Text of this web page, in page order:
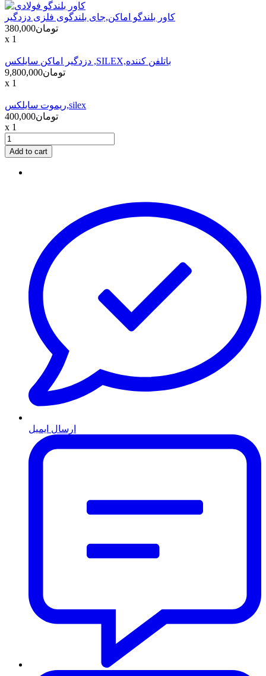
کاور بلندگو اماکن,جای بلندگوی فلزی دزدگیر
تومان380,000
x 1
دزدگير اماکن سايلکس ,SILEX,باتلفن کننده
تومان9,800,000
x 1
ریموت سایلکس,silex
تومان400,000
x 1
Add to cart
ارسال ایمیل